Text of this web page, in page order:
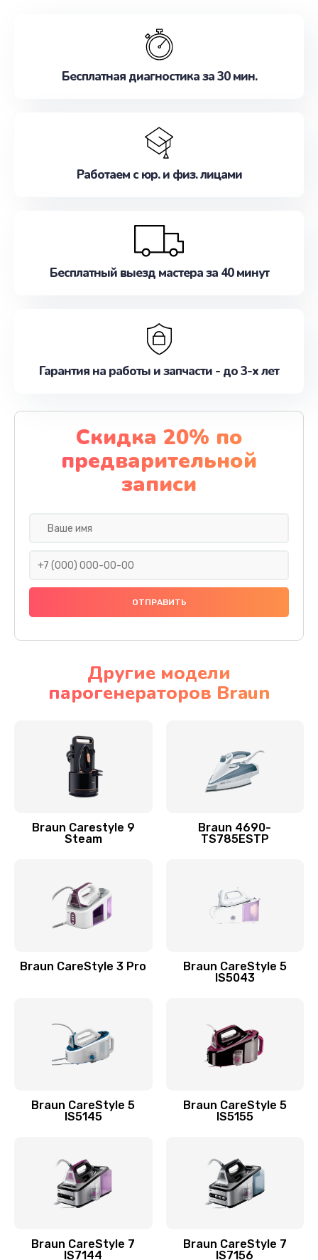
наилучшим образом. Не медлите записаться на
Бесплатная диагностика за 30 мин.
Работаем с юр. и физ. лицами
Бесплатный выезд мастера за 40 минут
Гарантия на работы и запчасти - до 3-х лет
Скидка 20% по
предварительной
записи
Другие модели
парогенераторов Braun
Braun Carestyle 9
Steam
Braun 4690-
TS785ESTP
Braun CareStyle 3 Pro
Braun CareStyle 5
IS5043
Braun CareStyle 5
IS5145
Braun CareStyle 5
IS5155
Braun CareStyle 7
IS7144
Braun CareStyle 7
IS7156